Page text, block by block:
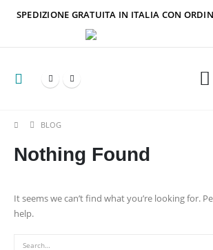
SPEDIZIONE GRATUITA IN ITALIA CON
BLOG
Nothing Found
It seems we can’t find what you’re looking for.
help.